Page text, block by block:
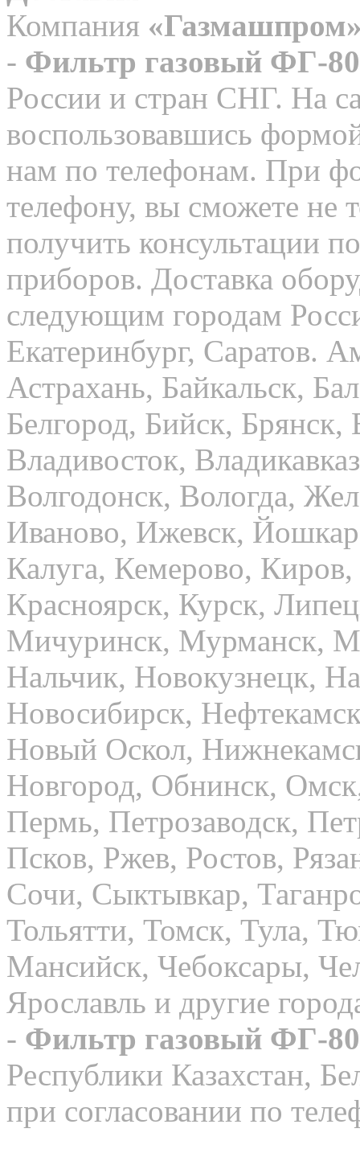
Компания
- Фильтр газовый ФГ-80
России и стран СНГ. На
воспользовавшись
нам по телефонам. При
телефону, вы сможете не
получить консультации
приборов. Доставка
следующим городам
Екатеринбург, Саратов.
Астрахань, Байкальск,
Белгород, Бийск,
Владивосток,
Волгодонск, Вологда,
Иваново, Ижевск,
Калуга, Кемерово,
Красноярск, Курск,
Мичуринск, Мурманск,
Нальчик, Новокузнецк,
Новосибирск,
Новый Оскол,
Новгород, Обнинск,
Пермь, Петрозаводск,
Псков, Ржев, Ростов,
Сочи, Сыктывкар,
Тольятти, Томск, Тула,
Мансийск, Чебоксары,
Ярославль и другие
- Фильтр газовый ФГ-80
Республики Казахстан,
при согласовании по